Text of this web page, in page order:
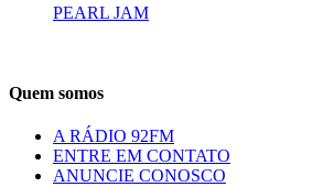
PEARL JAM
Quem somos
A RÁDIO 92FM
ENTRE EM CONTATO
ANUNCIE CONOSCO